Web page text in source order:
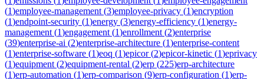
(1)employee-management (3)employee-privacy (1)encryption
(1)endpoint-security (1)energy (3)energy-efficiency (1)energy-
management (1)engagement (1)enrollment (2)enterprise
(39)enterprise-ai (2)enterprise-architecture (1)enterprise-content
(1)enterprise-software (1)eoq (1)epicor(2)epicor-kinetic (1)eprivacy
(1)equipment (2)equipment-rental (2)erp (225)erp-architecture
(1)erp-automation (1)erp-comparison (9)erp-configuration (1)erp-